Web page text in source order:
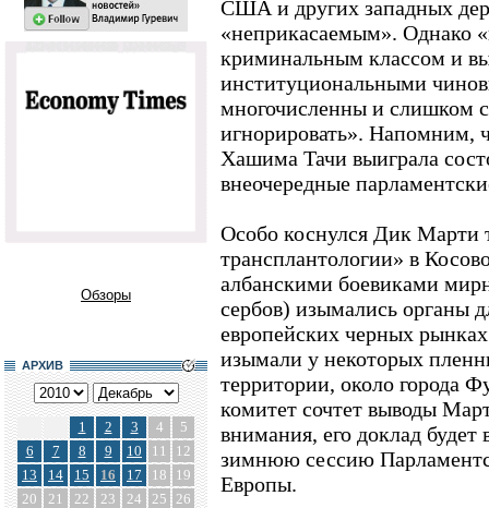
Обзоры
АРХИВ
1 2 3 4
5
6
7 8 9 10 11
12
13
14 15 16 17 18
19
20
21 22 23 24 25 26
США и других западных
«неприкасаемым». Однако
криминальным классом и
институциональными
многочисленны и слишком
игнорировать». Напомним,
Хашима Тачи выиграла
внеочередные
Особо коснулся Дик Марти
трансплантологии» в
албанскими боевиками
сербов) изымались органы
европейских черных
изымали у некоторых
территории, около города
комитет сочтет выводы
внимания, его доклад будет
зимнюю сессию
Европы.